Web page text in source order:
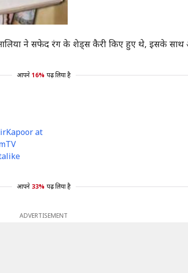
ने सफेद रंग के शेड्स कैरी किए हुए थे, इसके साथ
आपने 16% पढ़ लिया है
at
आपने 33% पढ़ लिया है
ADVERTISEMENT